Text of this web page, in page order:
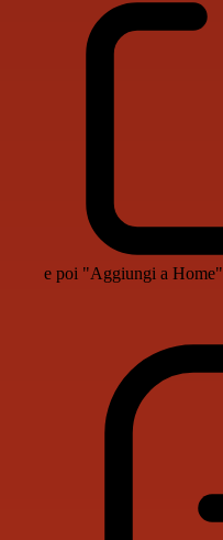
e poi "Aggiungi a Home"